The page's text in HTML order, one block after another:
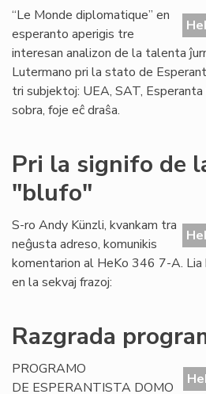
“Le Monde diplomatique” en
esperanto aperigis tre
interesan analizon de la talenta
Lutermano pri la stato de
tri subjektoj: UEA, SAT,
sobra, foje eĉ draŝa.
Pri la signifo de
"blufo"
S-ro Andy Künzli, kvankam tra
neĝusta adreso, komunikis
komentarion al HeKo 346 7-A. Lia
en la sekvaj frazoj:
Razgrada
PROGRAMO
DE ESPERANTISTA DOMO